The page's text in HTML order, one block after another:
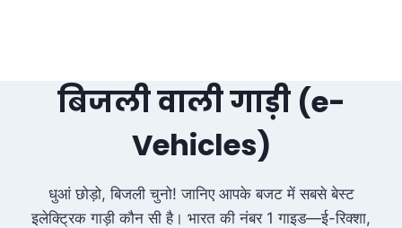
बिजली वाली गाड़ी (e-
Vehicles)
धुआं छोड़ो, बिजली चुनो! जानिए आपके बजट में सबसे बेस्ट
इलेक्ट्रिक गाड़ी कौन सी है। भारत की नंबर 1 गाइड—ई-रिक्शा,